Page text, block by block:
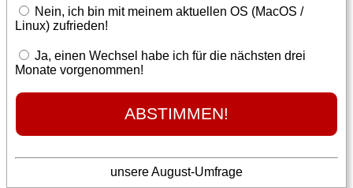
Nein, ich bin mit meinem aktuellen OS (MacOS /
Linux) zufrieden!
Ja, einen Wechsel habe ich für die nächsten drei
Monate vorgenommen!
unsere August-Umfrage